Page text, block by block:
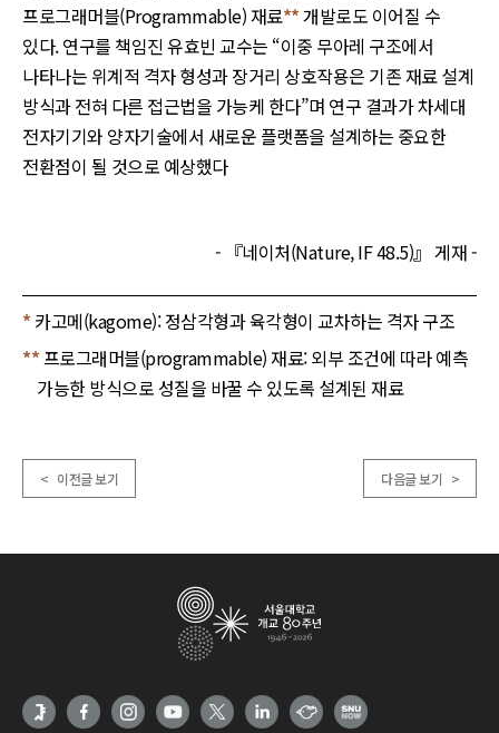
프로그래머블(Programmable) 재료**개발로도 이어질 수
있다. 연구를 책임진 유효빈 교수는 “이중 무아레 구조에서
나타나는 위계적 격자 형성과 장거리 상호작용은 기존 재료 설계
방식과 전혀 다른 접근법을 가능케 한다”며 연구 결과가 차세대
전자기기와 양자기술에서 새로운 플랫폼을 설계하는 중요한
전환점이 될 것으로 예상했다
- 『네이처(Nature, IF 48.5)』 게재 -
*카고메(kagome): 정삼각형과 육각형이 교차하는 격자 구조
**프로그래머블(programmable) 재료: 외부 조건에 따라 예측
가능한 방식으로 성질을 바꿀 수 있도록 설계된 재료
< 이전글 보기 다음글 보기 >